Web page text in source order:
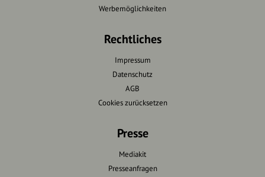
Werbemöglichkeiten
Rechtliches
Impressum
Datenschutz
AGB
Cookies zurücksetzen
Presse
Mediakit
Presseanfragen